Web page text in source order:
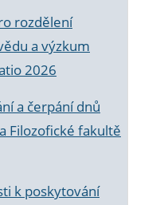
rozdělení
a výzkum
2026
a čerpání dnů
Filozofické fakultě
k poskytování